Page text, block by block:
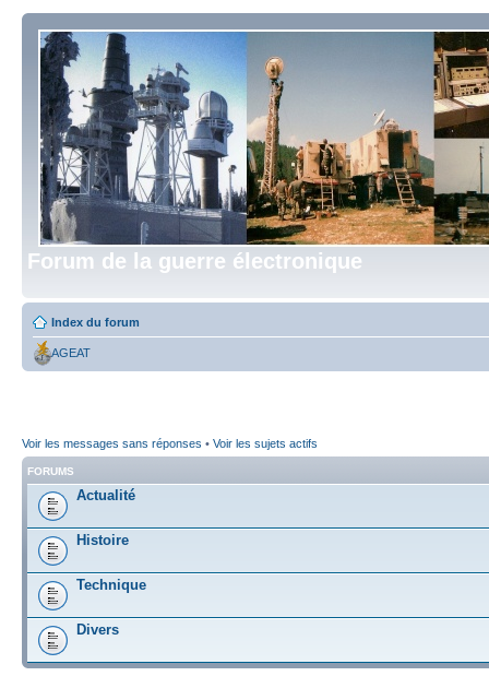
Forum de la guerre électronique
Index du forum
AGEAT
Voir les messages sans réponses • Voir les sujets actifs
FORUMS
Actualité
Histoire
Technique
Divers